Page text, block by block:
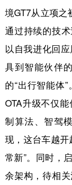
新疆
多语种频道
English
Русский
境GT7从立项之
通过持续的技术
以自我进化回
具到智能伙伴
的“出行智能体
OTA升级不仅
制算法、智驾
现，这台车越开
常新”。同时，
余架构，待相关